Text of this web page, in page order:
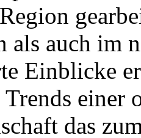
als auch im
Einblicke
Trends einer
das